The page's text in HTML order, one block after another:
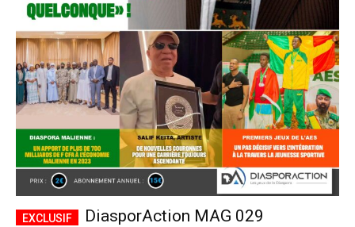
DiasporAction MAG 029